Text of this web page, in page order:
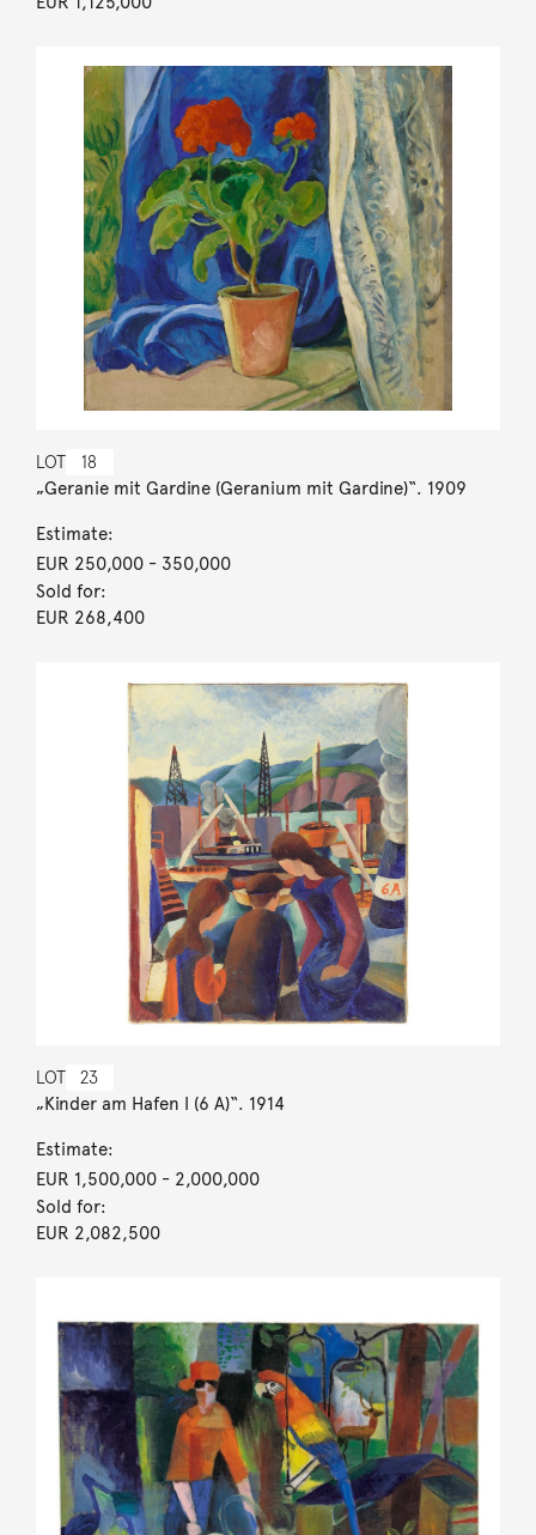
LOT 18
„Geranie mit Gardine (Geranium mit Gardine)“. 1909
Estimate:
EUR 250,000- 350,000
Sold for:
EUR 268,400
LOT 23
„Kinder am Hafen I (6 A)“. 1914
Estimate:
EUR 1,500,000- 2,000,000
Sold for:
EUR 2,082,500